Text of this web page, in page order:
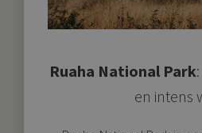
Ruaha National Park
en intens